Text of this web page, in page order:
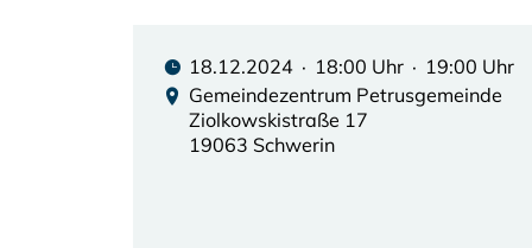
18.12.2024 · 18:00 Uhr · 19:00 Uhr
Gemeindezentrum Petrusgemeinde
Ziolkowskistraße 17
19063 Schwerin